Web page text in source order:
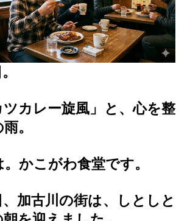
ツカレー旋風」と、心を整
。
かこがわ食堂です。
、加古川の街は、しとしと